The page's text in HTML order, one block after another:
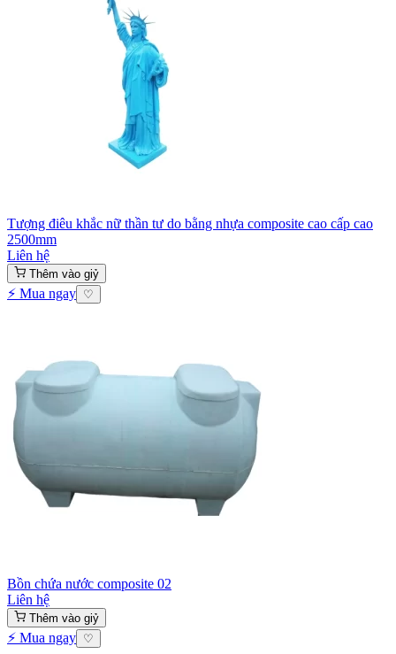
Tượng điêu khắc nữ thần tư do bằng nhựa composite cao cấp cao
2500mm
Liên hệ
Thêm vào giỷ
⚡ Mua ngay ♡
Bồn chứa nước composite 02
Liên hệ
Thêm vào giỷ
⚡ Mua ngay ♡